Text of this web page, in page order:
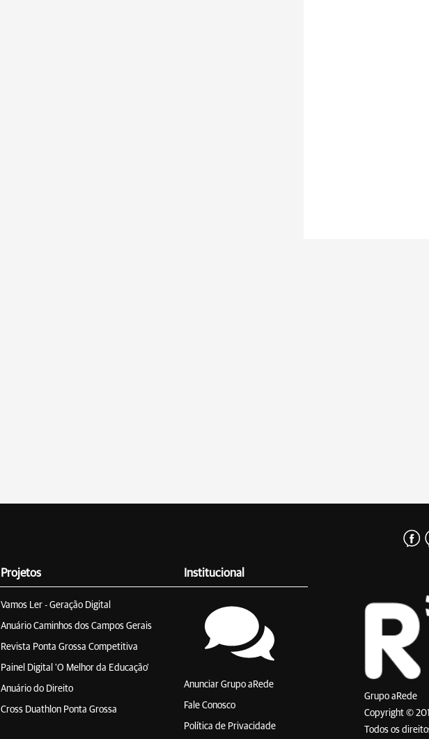
Projetos
Vamos Ler - Geração Digital
Anuário Caminhos dos Campos Gerais
Revista Ponta Grossa Competitiva
Painel Digital 'O Melhor da Educação'
Anuário do Direito
Cross Duathlon Ponta Grossa
Institucional
Anunciar Grupo aRede
Fale Conosco
Política de Privacidade
Grupo aRede
Copyright ©
Todos os